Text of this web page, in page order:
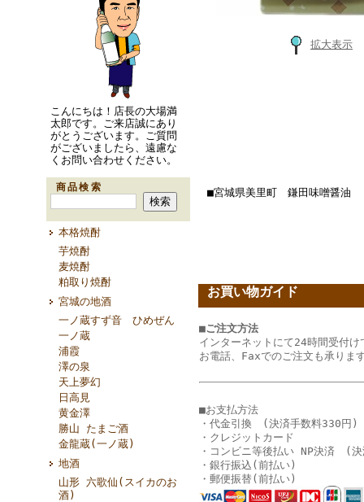
こんにちは！店長の大場満
太郎です。ご来店誠にあり
がとうございます。ご質問
がございましたら、遠慮な
くお問い合わせください。
商品検索
本格焼酎
芋焼酎
麦焼酎
粕取り焼酎
宮城の地酒
一ノ蔵すず音 ひめぜん
一ノ蔵
浦霞
澤の泉
天上夢幻
日高見
黄金澤
勝山 たまご酒
金龍蔵(一ノ蔵)
地酒
山形 六歌仙(スイカのお
酒)
拡大表示
■宮城県美里町 鎌田味噌醤油
お買い物ガイド
■ご注文方法
インターネットにて24時間受付け
お電話、Faxでのご注文も承りま
■お支払方法
・代金引換 (決済手数料330円)
・クレジットカード
・コンビニ等後払い NP決済 (
・銀行振込(前払い)
・郵便振替(前払い)